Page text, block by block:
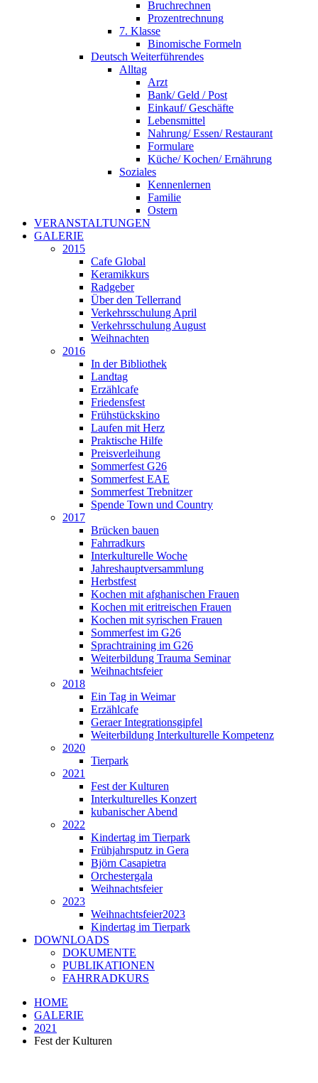
Bruchrechnen
Prozentrechnung
7. Klasse
Binomische Formeln
Deutsch Weiterführendes
Alltag
Arzt
Bank/ Geld / Post
Einkauf/ Geschäfte
Lebensmittel
Nahrung/ Essen/ Restaurant
Formulare
Küche/ Kochen/ Ernährung
Soziales
Kennenlernen
Familie
Ostern
VERANSTALTUNGEN
GALERIE
2015
Cafe Global
Keramikkurs
Radgeber
Über den Tellerrand
Verkehrsschulung April
Verkehrsschulung August
Weihnachten
2016
In der Bibliothek
Landtag
Erzählcafe
Friedensfest
Frühstückskino
Laufen mit Herz
Praktische Hilfe
Preisverleihung
Sommerfest G26
Sommerfest EAE
Sommerfest Trebnitzer
Spende Town und Country
2017
Brücken bauen
Fahrradkurs
Interkulturelle Woche
Jahreshauptversammlung
Herbstfest
Kochen mit afghanischen Frauen
Kochen mit eritreischen Frauen
Kochen mit syrischen Frauen
Sommerfest im G26
Sprachtraining im G26
Weiterbildung Trauma Seminar
Weihnachtsfeier
2018
Ein Tag in Weimar
Erzählcafe
Geraer Integrationsgipfel
Weiterbildung Interkulturelle Kompetenz
2020
Tierpark
2021
Fest der Kulturen
Interkulturelles Konzert
kubanischer Abend
2022
Kindertag im Tierpark
Frühjahrsputz in Gera
Björn Casapietra
Orchestergala
Weihnachtsfeier
2023
Weihnachtsfeier2023
Kindertag im Tierpark
DOWNLOADS
DOKUMENTE
PUBLIKATIONEN
FAHRRADKURS
HOME
GALERIE
2021
Fest der Kulturen